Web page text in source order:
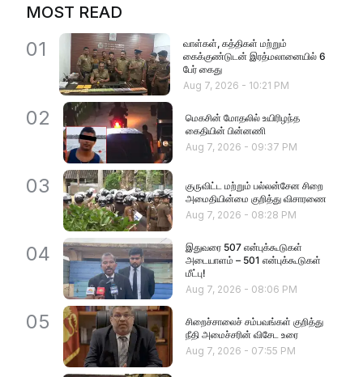
MOST READ
01
வாள்கள், கத்திகள் மற்றும்
கைக்குண்டுடன் இரத்மலானையில் 6
பேர் கைது
Aug 7, 2026 - 10:21 PM
02
மெகசின் மோதலில் உயிரிழந்த
கைதியின் பின்னணி
Aug 7, 2026 - 09:37 PM
03
குருவிட்ட மற்றும் பல்லன்சேன சிறை
அமைதியின்மை குறித்து விசாரணை
Aug 7, 2026 - 08:28 PM
04
இதுவரை 507 என்புக்கூடுகள்
அடையாளம் – 501 என்புக்கூடுகள்
மீட்பு!
Aug 7, 2026 - 08:06 PM
05
சிறைச்சாலைச் சம்பவங்கள் குறித்து
நீதி அமைச்சரின் விசேட உரை
Aug 7, 2026 - 07:55 PM